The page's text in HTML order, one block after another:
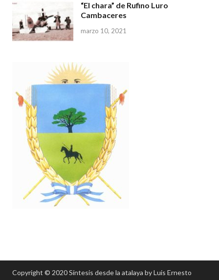
“El chara” de Rufino Luro
Cambaceres
marzo 10, 2021
Copyright © 2020 Síntesis desde la atalaya by Luis Ernesto